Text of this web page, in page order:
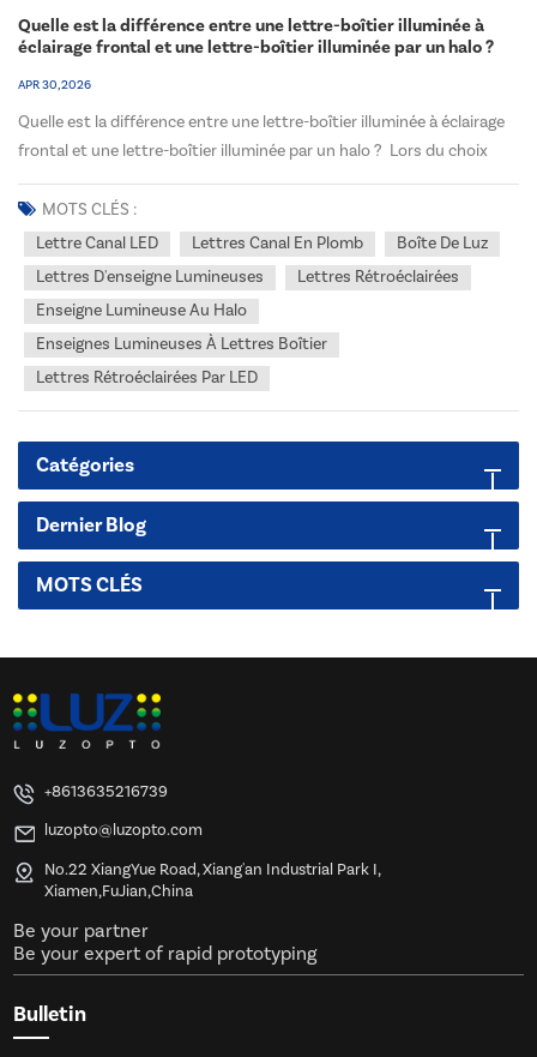
Quelle est la différence entre une lettre-boîtier illuminée à
éclairage frontal et une lettre-boîtier illuminée par un halo ?
APR 30, 2026
Quelle est la différence entre une lettre-boîtier illuminée à éclairage
frontal et une lettre-boîtier illuminée par un halo ? Lors du choix
d'enseignes pour les façades de magasins, les bâtiments
commerciaux ou les projets de marque aux États-Unis et au Canada,
de nombreux distributeurs, ingénieurs...
MOTS CLÉS :
Lettre Canal LED
Lettres Canal En Plomb
Boîte De Luz
Lettres D'enseigne Lumineuses
Lettres Rétroéclairées
Enseigne Lumineuse Au Halo
Enseignes Lumineuses À Lettres Boîtier
Lettres Rétroéclairées Par LED
Catégories
Dernier Blog
MOTS CLÉS
+8613635216739
luzopto@luzopto.com
No.22 XiangYue Road, Xiang'an Industrial Park I,
Xiamen,FuJian,China
Be your partner
Be your expert of rapid prototyping
Bulletin